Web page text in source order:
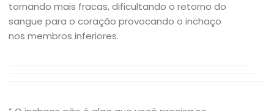
tornando mais fracas, dificultando o retorno do
sangue para o coração provocando o inchaço
nos membros inferiores.